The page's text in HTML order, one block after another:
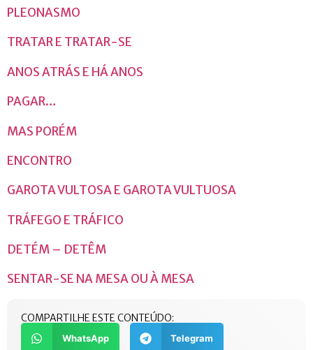
PLEONASMO
TRATAR E TRATAR-SE
ANOS ATRÁS E HÁ ANOS
PAGAR…
MAS PORÉM
ENCONTRO
GAROTA VULTOSA E GAROTA VULTUOSA
TRÁFEGO E TRÁFICO
DETÉM – DETÊM
SENTAR-SE NA MESA OU À MESA
COMPARTILHE ESTE CONTEÚDO:
WhatsApp Telegram